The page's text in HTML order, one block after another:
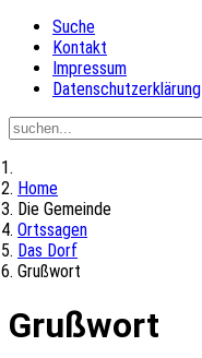
Suche
Kontakt
Impressum
Datenschutzerklärung
Home
Die Gemeinde
Ortssagen
Das Dorf
Grußwort
Grußwort